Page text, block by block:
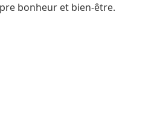
bonheur et bien-être.